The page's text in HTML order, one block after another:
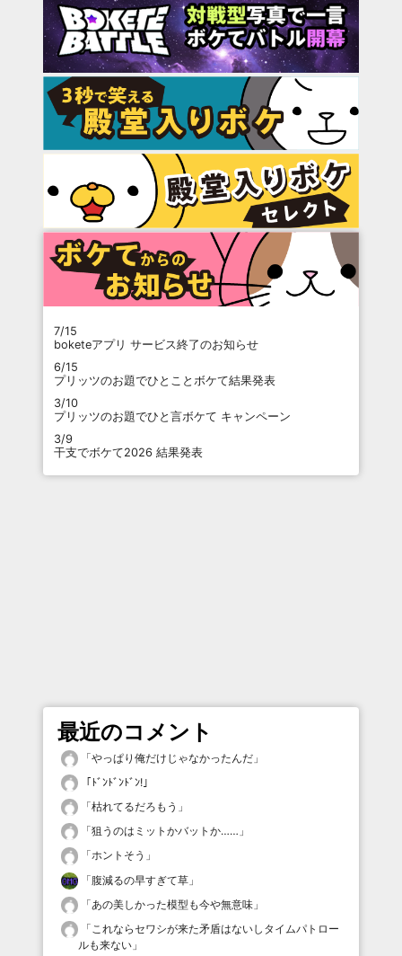
7/15
boketeアプリ サービス終了のお知らせ
6/15
プリッツのお題でひとことボケて結果発表
3/10
プリッツのお題でひと言ボケて キャンペーン
3/9
干支でボケて2026 結果発表
最近のコメント
「やっぱり俺だけじゃなかったんだ 」
「 ﾄﾞﾝﾄﾞﾝﾄﾞﾝ! 」
「枯れてるだろもう 」
「狙うのはミットかバットか…… 」
「ホントそう 」
「腹減るの早すぎて草 」
「あの美しかった模型も今や無意味 」
「 これならセワシが来た矛盾はないしタイムパトロー
ルも来ない 」